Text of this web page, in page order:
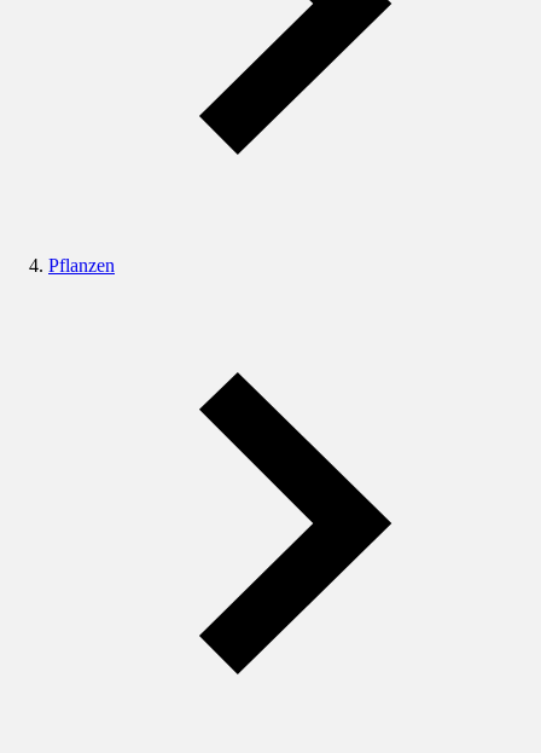
Pflanzen